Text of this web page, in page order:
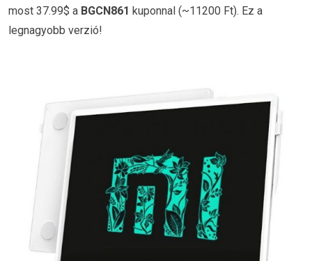
most 37.99$ a BGCN861 kuponnal (~11200 Ft). Ez a
legnagyobb verzió!